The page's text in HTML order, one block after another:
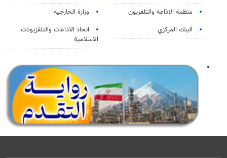
منظمة الاذاعة والتلفزیون
وزارة الخارجية
البنك المركزي
اتحاد الاذاعات والتلفزيونات
الاسلامية